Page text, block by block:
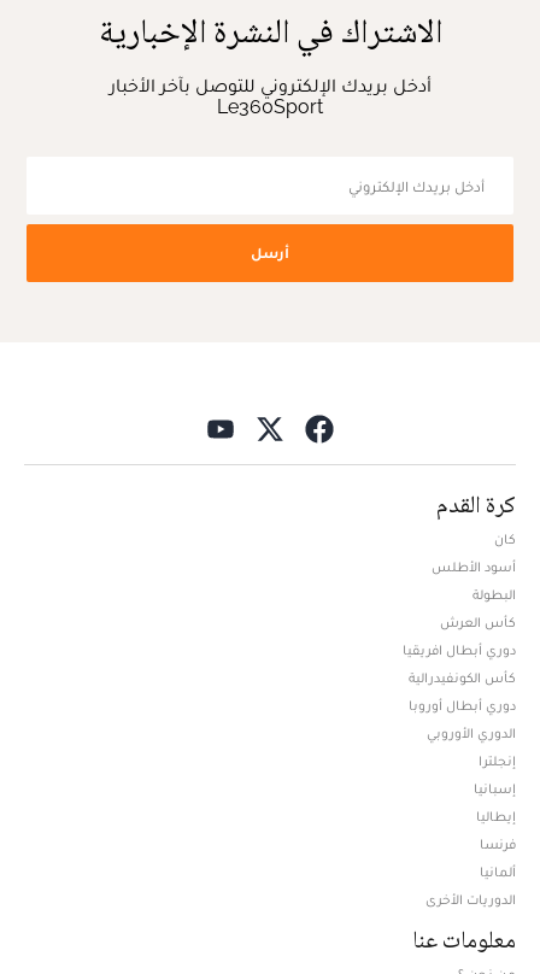
الاشتراك في النشرة الإخبارية
أدخل بريدك الإلكتروني للتوصل بآخر الأخبار
Le360Sport
أرسل
كرة القدم
كان
أسود الأطلس
البطولة
كأس العرش
دوري أبطال افريقيا
كأس الكونفيدرالية
دوري أبطال أوروبا
الدوري الأوروبي
إنجلترا
إسبانيا
إيطاليا
فرنسا
ألمانيا
الدوريات الأخرى
معلومات عنا